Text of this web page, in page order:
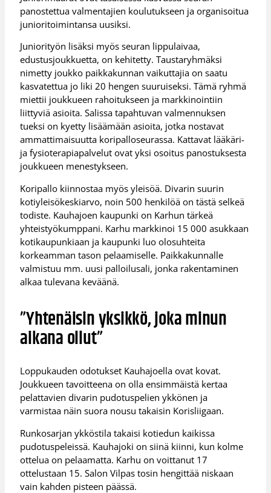
panostettua valmentajien koulutukseen ja organisoitua
junioritoimintansa uusiksi.
Juniorityön lisäksi myös seuran lippulaivaa,
edustusjoukkuetta, on kehitetty. Taustaryhmäksi
nimetty joukko paikkakunnan vaikuttajia on saatu
kasvatettua jo liki 20 hengen suuruiseksi. Tämä ryhmä
miettii joukkueen rahoitukseen ja markkinointiin
liittyviä asioita. Salissa tapahtuvan valmennuksen
tueksi on kyetty lisäämään asioita, jotka nostavat
ammattimaisuutta koripalloseurassa. Kattavat lääkäri-
ja fysioterapiapalvelut ovat yksi osoitus panostuksesta
joukkueen menestykseen.
Koripallo kiinnostaa myös yleisöä. Divarin suurin
kotiyleisökeskiarvo, noin 500 henkilöä on tästä selkeä
todiste. Kauhajoen kaupunki on Karhun tärkeä
yhteistyökumppani. Karhu markkinoi 15 000 asukkaan
kotikaupunkiaan ja kaupunki luo olosuhteita
korkeamman tason pelaamiselle. Paikkakunnalle
valmistuu mm. uusi palloilusali, jonka rakentaminen
alkaa tulevana keväänä.
”Yhtenäisin yksikkö, joka minun
aikana ollut”
Loppukauden odotukset Kauhajoella ovat kovat.
Joukkueen tavoitteena on olla ensimmäistä kertaa
pelattavien divarin pudotuspelien ykkönen ja
varmistaa näin suora nousu takaisin Korisliigaan.
Runkosarjan ykköstila takaisi kotiedun kaikissa
pudotuspeleissä. Kauhajoki on siinä kiinni, kun kolme
ottelua on pelaamatta. Karhu on voittanut 17
ottelustaan 15. Salon Vilpas tosin hengittää niskaan
vain kahden pisteen päässä.